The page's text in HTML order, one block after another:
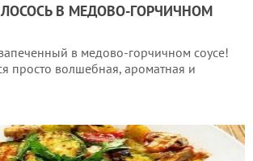
В МЕДОВО-ГОРЧИЧНОМ
в медово-горчичном соусе!
просто волшебная, ароматная и